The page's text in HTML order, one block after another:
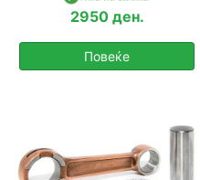
2950 ден.
Повеќе